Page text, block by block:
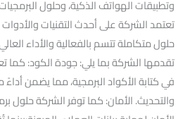
وتطبيقات الهواتف الذكية، وحلول
تعتمد الشركة على أحدث التقنيات
حلول متكاملة تتسم بالفعالية والأداء
تقدمها الشركة بما يلي: جودة الكود: كما
في كتابة الأكواد البرمجية، مما يضمن
والتحديث. الأمان: كما توفر الشركة حلول